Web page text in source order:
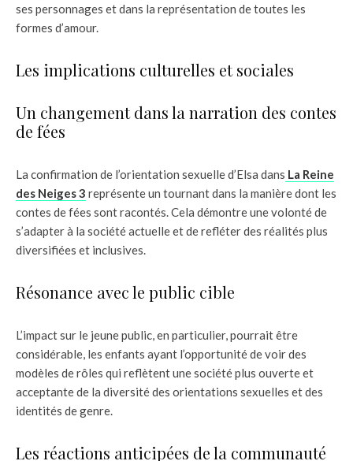
ses personnages et dans la représentation de toutes les
formes d’amour.
Les implications culturelles et sociales
Un changement dans la narration des contes
de fées
La confirmation de l’orientation sexuelle d’Elsa dans La Reine
des Neiges 3 représente un tournant dans la manière dont les
contes de fées sont racontés. Cela démontre une volonté de
s’adapter à la société actuelle et de refléter des réalités plus
diversifiées et inclusives.
Résonance avec le public cible
L’impact sur le jeune public, en particulier, pourrait être
considérable, les enfants ayant l’opportunité de voir des
modèles de rôles qui reflètent une société plus ouverte et
acceptante de la diversité des orientations sexuelles et des
identités de genre.
Les réactions anticipées de la communauté